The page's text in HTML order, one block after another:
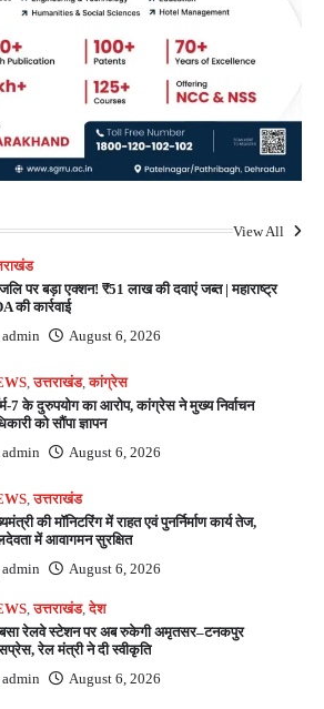
View All
पर बड़ा एक्शन! ₹51 लाख की दवाएं जब्त | महाराष्ट्र
की कार्रवाई
admin August 6, 2026
,उत्तराखंड,कांग्रेस
7 के दुरुपयोग का आरोप, कांग्रेस ने मुख्य निर्वाचन
को सौंपा ज्ञापन
admin August 6, 2026
,उत्तराखंड
की मॉनिटरिंग में राहत एवं पुनर्निर्माण कार्य तेज,
में आवागमन सुरक्षित
admin August 6, 2026
,उत्तराखंड,देश
रेलवे स्टेशन पर अब रुकेगी अमृतसर–टनकपुर
रेल मंत्री ने दी स्वीकृति
admin August 6, 2026